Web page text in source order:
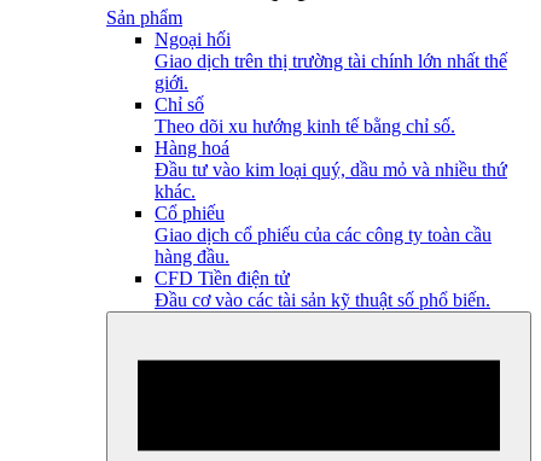
Sản phẩm
Ngoại hối
Giao dịch trên thị trường tài chính lớn nhất thế
giới.
Chỉ số
Theo dõi xu hướng kinh tế bằng chỉ số.
Hàng hoá
Đầu tư vào kim loại quý, dầu mỏ và nhiều thứ
khác.
Cổ phiếu
Giao dịch cổ phiếu của các công ty toàn cầu
hàng đầu.
CFD Tiền điện tử
Đầu cơ vào các tài sản kỹ thuật số phổ biến.